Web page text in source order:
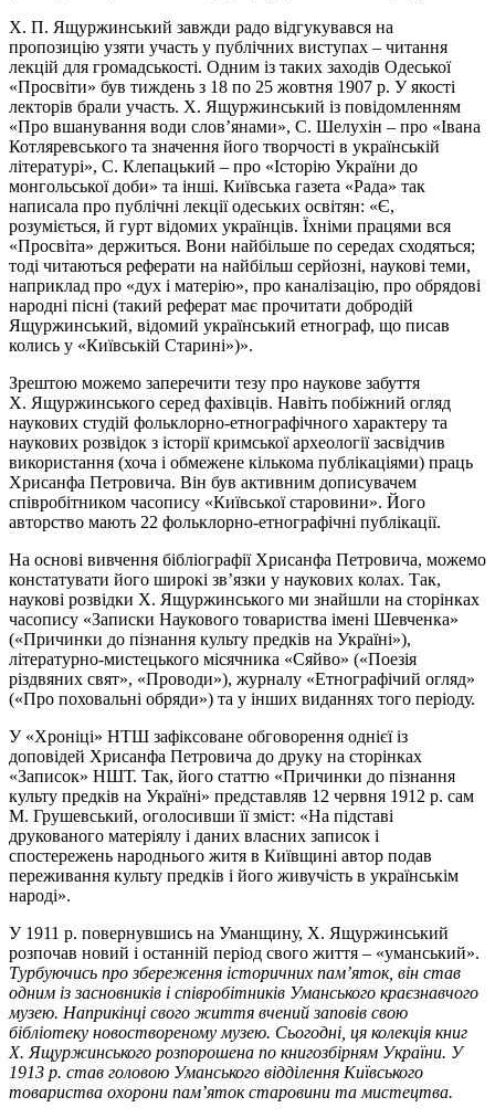
Х. П. Ящуржинський завжди радо відгукувався на
пропозицію узяти участь у публічних виступах – читання
лекцій для громадськості. Одним із таких заходів Одеської
«Просвіти» був тиждень з 18 по 25 жовтня 1907 р. У якості
лекторів брали участь. Х. Ящуржинський із повідомленням
«Про вшанування води слов’янами», С. Шелухін – про «Івана
Котляревського та значення його творчості в українській
літературі», С. Клепацький – про «Історію України до
монгольської доби» та інші. Київська газета «Рада» так
написала про публічні лекції одеських освітян: «Є,
розуміється, й гурт відомих українців. Їхніми працями вся
«Просвіта» держиться. Вони найбільше по середах сходяться;
тоді читаються реферати на найбільш серйозні, наукові теми,
наприклад про «дух і матерію», про каналізацію, про обрядові
народні пісні (такий реферат має прочитати добродій
Ящуржинський, відомий український етнограф, що писав
колись у «Київській Старині»)».
Зрештою можемо заперечити тезу про наукове забуття
Х. Ящуржинського серед фахівців. Навіть побіжний огляд
наукових студій фольклорно-етнографічного характеру та
наукових розвідок з історії кримської археології засвідчив
використання (хоча і обмежене кількома публікаціями) праць
Хрисанфа Петровича. Він був активним дописувачем
співробітником часопису «Київської старовини». Його
авторство мають 22 фольклорно-етнографічні публікації.
На основі вивчення бібліографії Хрисанфа Петровича, можемо
констатувати його широкі зв’язки у наукових колах. Так,
наукові розвідки Х. Ящуржинського ми знайшли на сторінках
часопису «Записки Наукового товариства імені Шевченка»
(«Причинки до пізнання культу предків на Україні»),
літературно-мистецького місячника «Сяйво» («Поезія
різдвяних свят», «Проводи»), журналу «Етнографічий огляд»
(«Про поховальні обряди») та у інших виданнях того періоду.
У «Хроніці» НТШ зафіксоване обговорення однієї із
доповідей Хрисанфа Петровича до друку на сторінках
«Записок» НШТ. Так, його статтю «Причинки до пізнання
культу предків на Україні» представляв 12 червня 1912 р. сам
М. Грушевський, оголосивши її зміст: «На підставі
друкованого матеріялу і даних власних записок і
спостережень народнього житя в Київщині автор подав
переживання культу предків і його живучість в українськім
народі».
У 1911 р. повернувшись на Уманщину, Х. Ящуржинський
розпочав новий і останній період свого життя – «уманський».
Турбуючись про збереження історичних пам’яток, він став
одним із засновників і співробітників Уманського краєзнавчого
музею. Наприкінці свого життя вчений заповів свою
бібліотеку новоствореному музею. Сьогодні, ця колекція книг
Х. Ящуржинського розпорошена по книгозбірням України. У
1913 р. став головою Уманського відділення Київського
товариства охорони пам’яток старовини та мистецтва.